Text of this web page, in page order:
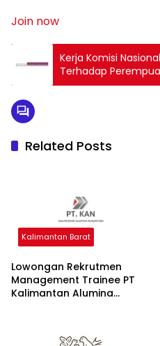
Join now
Kerja Komisi
Terhadap
Perempuan) 2025
Related Posts
Kalimantan Barat
Lowongan Rekrutmen
Management Trainee PT
Kalimantan Alumina